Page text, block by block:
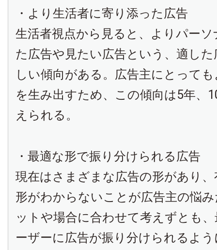
・より生活者に寄り添った広告
生活者視点から見ると、よりパー
た広告や見たい広告という、適し
しい傾向がある。広告主にとって
を生み出すため、この傾向は5年、
えられる。
・最適な形で振り分けられる広告
現在はさまざまな広告の形があり
形がわからないことが広告主の悩
ットや場合に合わせて考えずとも
ーザーに広告が振り分けられるよ